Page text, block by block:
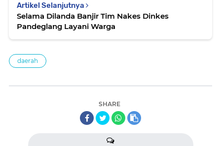
Artikel Selanjutnya
Selama Dilanda Banjir Tim Nakes Dinkes
Pandeglang Layani Warga
daerah
SHARE